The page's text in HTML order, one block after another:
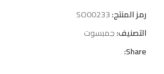
رمز المنتج:SO00233
التصنيف:جمبسوت
Share: